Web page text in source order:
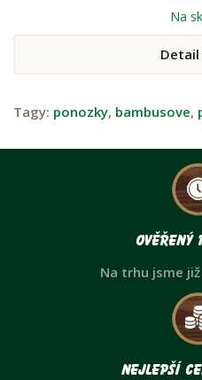
Na
Tagy: ponozky, bambusove,
Ověřený
Na trhu jsme
Nejlepší